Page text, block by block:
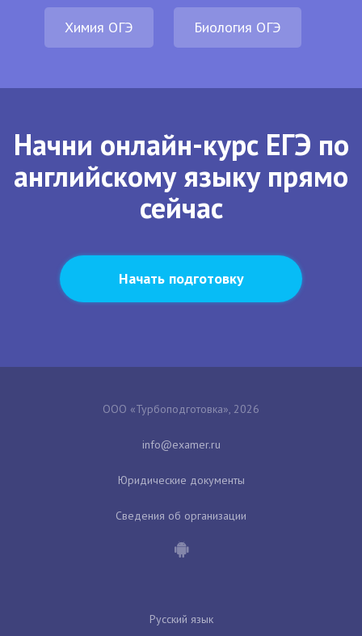
Химия ОГЭ Биология ОГЭ
Начни онлайн-курс ЕГЭ по
английскому языку прямо
сейчас
Начать подготовку
ООО «Турбоподготовка», 2026
Юридические документы
Сведения об организации
Русский язык